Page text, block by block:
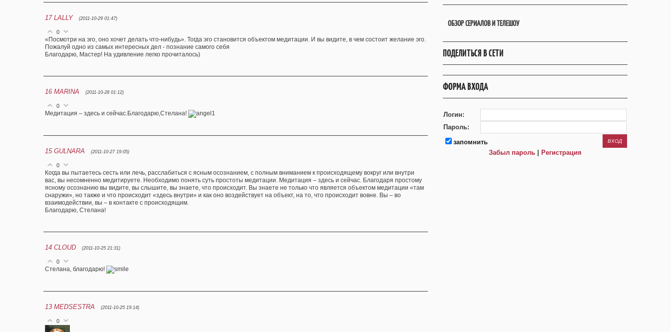
17 LALLY (2011-10-29 01:47)
0
«Посмотри на эго, оно хочет делать что-нибудь». Тогда эго становится объектом медитации. И вы видите, в чем состоит желание эго.
Пожалуй одно из самых интересных дел - познание самого себя
Благодарю, Мастер! На удивление легко прочиталось)
16 MARINA (2011-10-28 01:12)
0
Медитация – здесь и сейчас.Благодарю,Стелана!
15 GULNARA (2011-10-27 19:05)
0
Когда вы пытаетесь сесть или лечь, расслабиться с ясным осознанием, с полным вниманием к происходящему вокруг или внутри
вас, вы несомненно медитируете. Необходимо понять суть простоты медитации. Медитация – здесь и сейчас. Благодаря простому
ясному осознанию вы видите, вы слышите, вы знаете, что происходит. Вы знаете не только что является объектом медитации «там
снаружи», но также и что происходит «здесь внутри» и как оно воздействует на объект, на то, что происходит вовне. Вы – во
взаимодействии, вы – в контакте с происходящим.
Благодарю, Стелана!
14 CLOUD (2011-10-25 21:31)
0
Стелана, благодарю!
13 MEDSESTRA (2011-10-25 19:14)
0
ОБЗОР СЕРИАЛОВ И ТЕЛЕШОУ
ПОДЕЛИТЬСЯ В СЕТИ
ФОРМА ВХОДА
Логин:
Пароль:
запомнить
Забыл пароль
Регистрация